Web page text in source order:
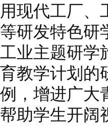
用现代工厂、
等研发特色研
工业主题研学
育教学计划的
例，增进广大
帮助学生开阔